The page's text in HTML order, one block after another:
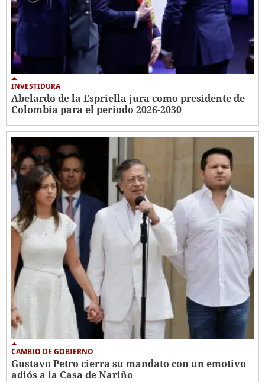
INVESTIDURA
Abelardo de la Espriella jura como presidente de
Colombia para el periodo 2026-2030
CAMBIO DE GOBIERNO
Gustavo Petro cierra su mandato con un emotivo
adiós a la Casa de Nariño